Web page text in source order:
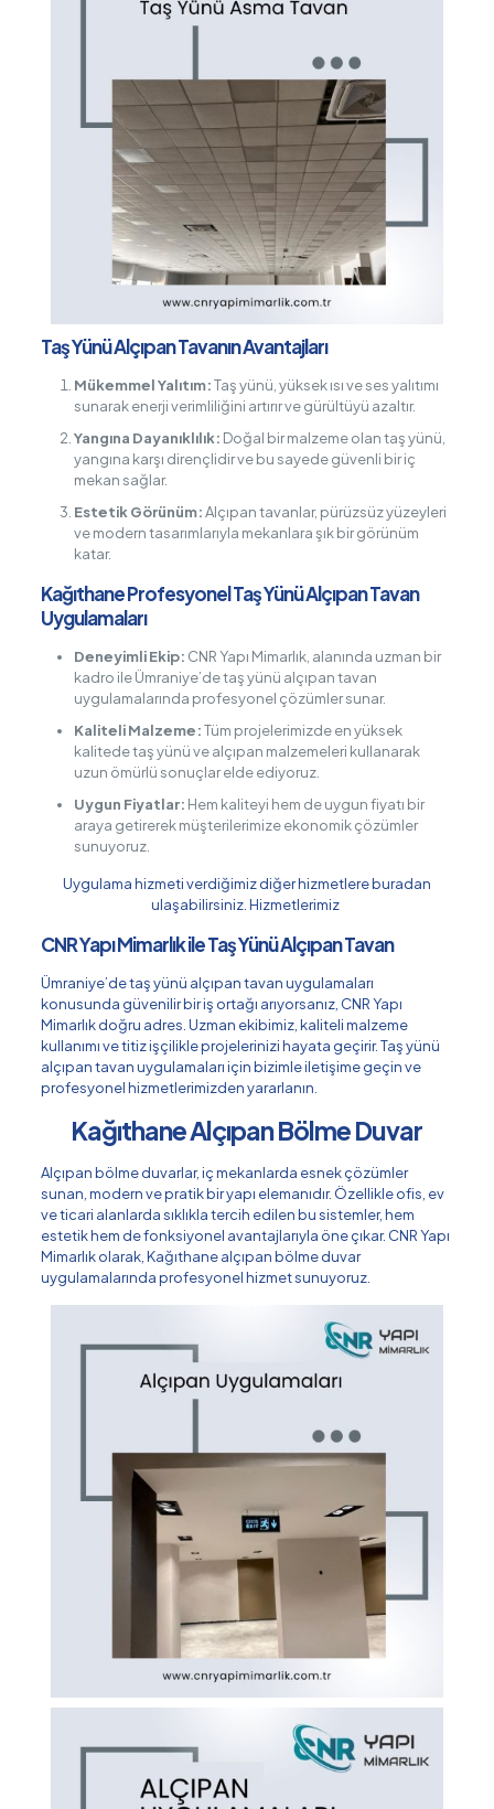
Taş Yünü Alçıpan Tavanın Avantajları
Mükemmel Yalıtım:Taş yünü, yüksek ısı ve ses yalıtımı
sunarak enerji verimliliğini artırır ve gürültüyü azaltır.
Yangına Dayanıklılık: Doğal bir malzeme olan taş yünü,
yangına karşı dirençlidir ve bu sayede güvenli bir iç
mekan sağlar.
Estetik Görünüm:Alçıpan tavanlar, pürüzsüz yüzeyleri
ve modern tasarımlarıyla mekanlara şık bir görünüm
katar.
Kağıthane Profesyonel Taş Yünü Alçıpan Tavan
Uygulamaları
Deneyimli Ekip: CNR Yapı Mimarlık, alanında uzman bir
kadro ile Ümraniye’de taş yünü alçıpan tavan
uygulamalarında profesyonel çözümler sunar.
Kaliteli Malzeme:Tüm projelerimizde en yüksek
kalitede taş yünü ve alçıpan malzemeleri kullanarak
uzun ömürlü sonuçlar elde ediyoruz.
Uygun Fiyatlar: Hem kaliteyi hem de uygun fiyatı bir
araya getirerek müşterilerimize ekonomik çözümler
sunuyoruz.
Uygulama hizmeti verdiğimiz diğer hizmetlere buradan
ulaşabilirsiniz.Hizmetlerimiz
CNR Yapı Mimarlık ile Taş Yünü Alçıpan Tavan
Ümraniye’de taş yünü alçıpan tavan uygulamaları
konusunda güvenilir bir iş ortağı arıyorsanız, CNR Yapı
Mimarlık doğru adres. Uzman ekibimiz, kaliteli malzeme
kullanımı ve titiz işçilikle projelerinizi hayata geçirir. Taş yünü
alçıpan tavan uygulamaları için bizimle iletişime geçin ve
profesyonel hizmetlerimizden yararlanın.
Kağıthane Alçıpan Bölme Duvar
Alçıpan bölme duvarlar, iç mekanlarda esnek çözümler
sunan, modern ve pratik bir yapı elemanıdır. Özellikle ofis, ev
ve ticari alanlarda sıklıkla tercih edilen bu sistemler, hem
estetik hem de fonksiyonel avantajlarıyla öne çıkar. CNR Yapı
Mimarlık olarak, Kağıthane alçıpan bölme duvar
uygulamalarında profesyonel hizmet sunuyoruz.